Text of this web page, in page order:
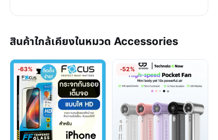
สินค้าใกล้เคียงในหมวด Accessories
-63% -52%